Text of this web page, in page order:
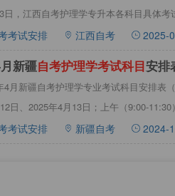
日，江西自考护理学专升本各科目具体
考试安排 江西自考 2025-
新疆自考护理学考试科目安排
4月新疆自考护理学专业考试科目安排表
日、2025年4月13日；上午（9:00-
考试安排 新疆自考 2024-